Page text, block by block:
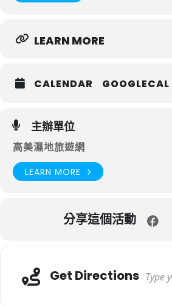
LEARN MORE
CALENDAR GOOGLECAL
主辦單位
高美濕地旅遊網
LEARN MORE
分享這個活動
Get Directions